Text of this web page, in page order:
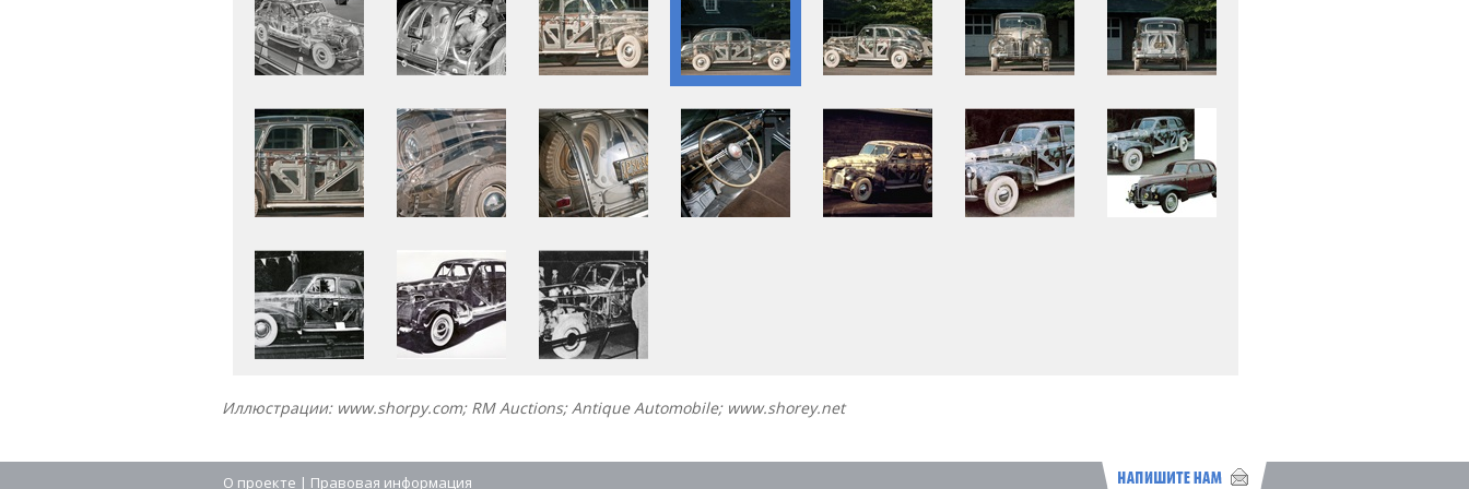
Иллюстрации: www.shorpy.com; RM Auctions; Antique Automobile; www.shorey.net
О проекте | Правовая информация